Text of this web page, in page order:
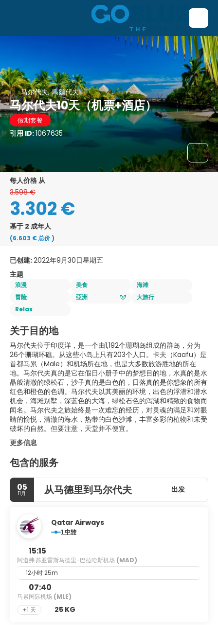
马尔代夫, 馬爾代夫
马尔代夫10天（机票+酒店）
假期套餐
引用 ID:1067635
每人价格 从
3.598 €
3.302 €
基于 2 成年人
(6.603 €总价)
已创建:2022年9月30日星期五
主题
浪漫 美食
海滩
冒险
亞洲
大旅行
Relax
关于目的地
马尔代夫位于印度洋，是一个由1,192个珊瑚岛组成的群岛，分为
26个珊瑚环礁。从这些小岛上只有203个人口。卡夫（Kaafu）是
首都马累（Male）和机场所在地，也是大多数旅游胜地的所在
地。马尔代夫真的是它在假日小册子中的梦想目的地，水真的是水
晶般清澈的绿松石，沙子真的是白色的，日落真的是你想象的所有
红色和橙色的色调。马尔代夫以其美丽的环境，出色的浮潜和潜水
机会，海滩别墅，深蓝色的大海，绿松石色的泻湖和精致的食物而
闻名。马尔代夫之旅始终是一次难忘的经历，对灵魂的满足和对眼
睛的愉悦，清澈的海水，热带的白色沙滩，丰富多彩的植物和未受
破坏的自然。但要注意，天堂并不便宜。
更多信息
包含的服务
05
11月 从马德里到马尔代夫 出发
Qatar Airways
1 中转
15:15
阿道弗·苏亚雷斯马德里-巴拉哈斯机场 (MAD)
12小时 25m
07:40
马累国际机场 (MLE)
+1 天
25 KG